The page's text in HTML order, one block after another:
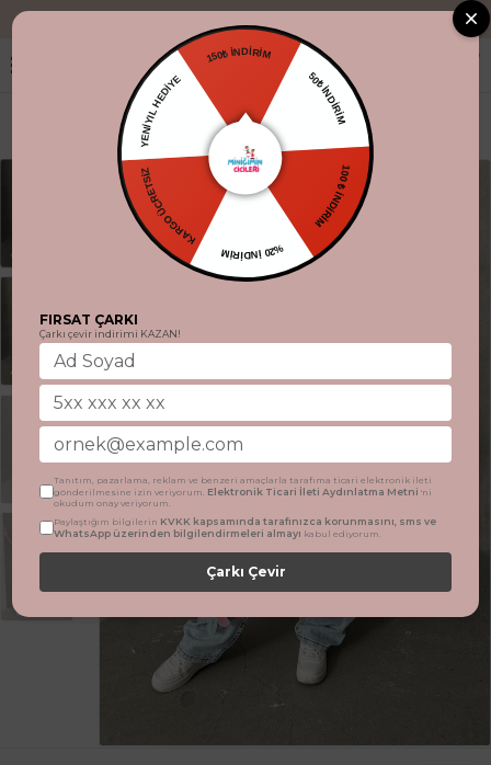
"Aynı gün
150₺ İNDİRİM
50₺ İNDİRİM
100 ₺ İNDİRİM
%20 İNDİRİM
KARGO ÜCRETSİZ
YENİYIL HEDİYE
FIRSAT ÇARKI
Çarkı çevir indirimi KAZAN!
Tanıtım, pazarlama, reklam ve benzeri amaçlarla tarafıma ticari elektronik ileti
gönderilmesine izin veriyorum. Elektronik Ticari İleti Aydınlatma Metni 'ni
okudum onay veriyorum.
Paylaştığım bilgilerin KVKK kapsamında tarafınızca korunmasını, sms ve
WhatsApp üzerinden bilgilendirmeleri almayı kabul ediyorum.
Çarkı Çevir